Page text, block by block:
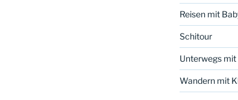
Reisen mit
Schitour
Unterwegs mit
Wandern mit